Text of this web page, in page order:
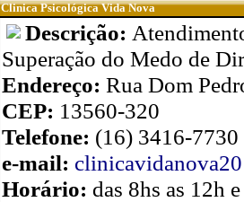
Clinica Psicológica Vida Nova
Descrição:
Superação do Medo de
Endereço: Rua Dom
CEP: 13560-320
Telefone: (16) 3416-
e-mail:
Horário: das 8hs as 12h